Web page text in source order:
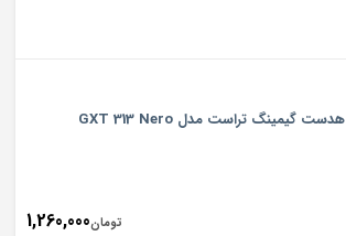
هدست گیمینگ تراست مدل GXT 313 Nero
تومان1,260,000